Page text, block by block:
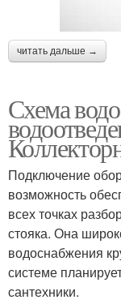
читать дальше →
Схема
Подключение
возможность
всех точках
стояка. Она
водоснабжения
системе
сантехники.